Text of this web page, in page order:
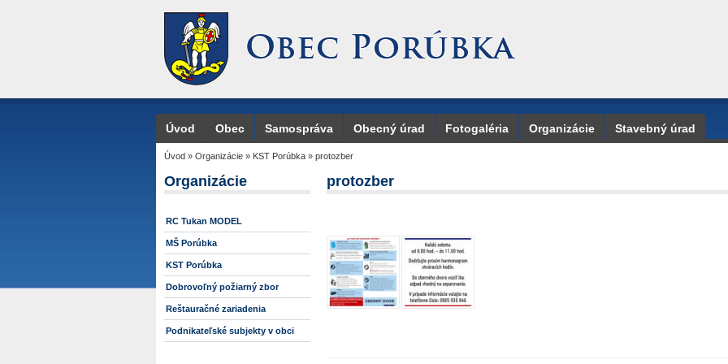
Úvod Obec Samospráva Obecný úrad Fotogaléria Organizácie Stavebný úrad
Úvod » Organizácie » KST Porúbka » protozber
Organizácie
RC Tukan MODEL
MŠ Porúbka
KST Porúbka
Dobrovoľný požiarný zbor
Reštauračné zariadenia
Podnikateľské subjekty v obci
protozber